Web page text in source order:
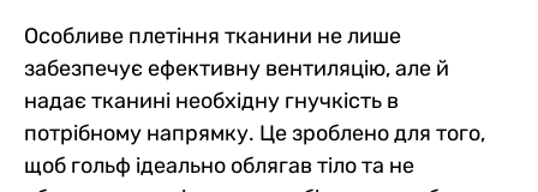
Особливе плетіння тканини не лише
забезпечує ефективну вентиляцію, але й
надає тканині необхідну гнучкість в
потрібному напрямку. Це зроблено для того,
щоб гольф ідеально облягав тіло та не